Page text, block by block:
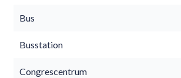
Bus
Busstation
Congrescentrum